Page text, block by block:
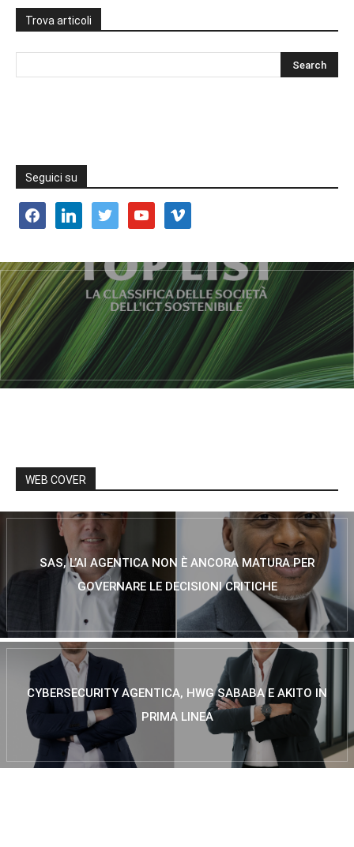
Trova articoli
Seguici su
facebooklinkedin twitter youtube vimeo
WEB COVER
SAS, L’AI AGENTICA NON È ANCORA MATURA PER
GOVERNARE LE DECISIONI CRITICHE
CYBERSECURITY AGENTICA, HWG SABABA E AKITO IN
PRIMA LINEA